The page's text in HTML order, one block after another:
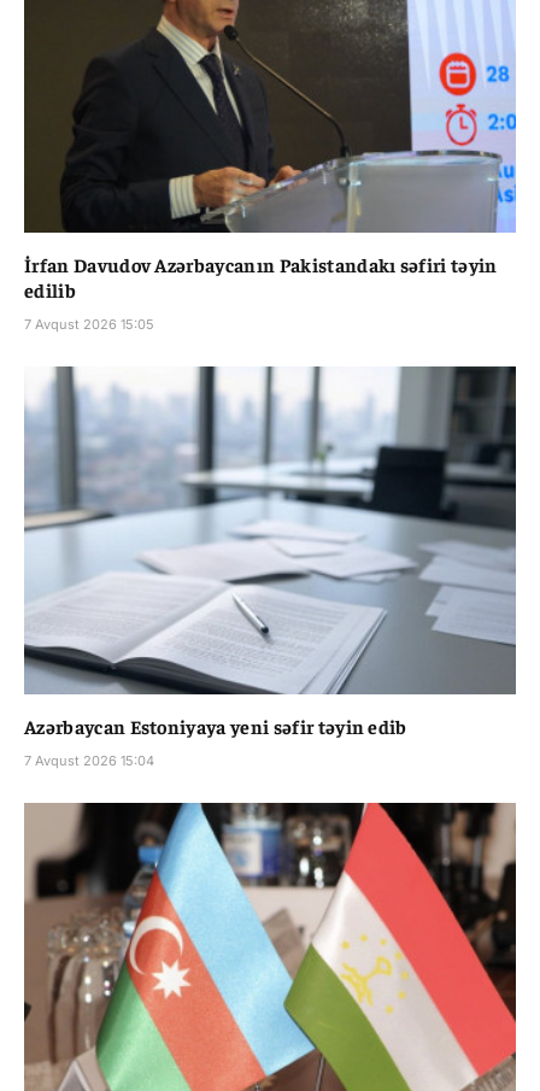
İrfan Davudov Azərbaycanın Pakistandakı səfiri təyin
edilib
7 Avqust 2026 15:05
Azərbaycan Estoniyaya yeni səfir təyin edib
7 Avqust 2026 15:04